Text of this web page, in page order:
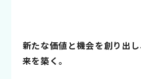
新たな価値と機会を創り出
来を築く。